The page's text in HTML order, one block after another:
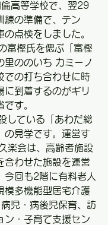
高等学校で、翌29
練の準備で、テン
の点検をしました。
富樫氏を偲ぶ「富樫
里ののいち カミーノ
での打ち合わせに時
に到着するのがギリ
す。
している「あわだ総
の見学です。運営す
楽会は、高齢者施設
合わせた施設を運営
今回も2階に有料老人
模多機能型居宅介護
児・病後児保育、訪
ン・子育て支援セン